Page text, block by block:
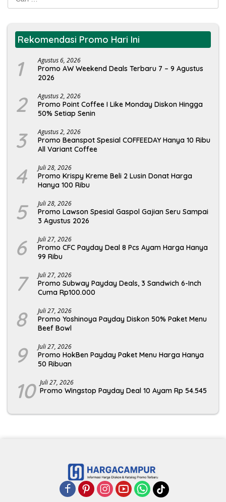
untuk:
Rekomendasi Promo Hari Ini
1 Agustus 6, 2026
Promo AW Weekend Deals Terbaru 7 – 9 Agustus
2026
2 Agustus 2, 2026
Promo Point Coffee I Like Monday Diskon Hingga
50% Setiap Senin
3 Agustus 2, 2026
Promo Beanspot Spesial COFFEEDAY Hanya 10 Ribu
All Variant Coffee
4 Juli 28, 2026
Promo Krispy Kreme Beli 2 Lusin Donat Harga
Hanya 100 Ribu
5 Juli 28, 2026
Promo Lawson Spesial Gaspol Gajian Seru Sampai
3 Agustus 2026
6 Juli 27, 2026
Promo CFC Payday Deal 8 Pcs Ayam Harga Hanya
99 Ribu
7 Juli 27, 2026
Promo Subway Payday Deals, 3 Sandwich 6-Inch
Cuma Rp100.000
8 Juli 27, 2026
Promo Yoshinoya Payday Diskon 50% Paket Menu
Beef Bowl
9 Juli 27, 2026
Promo HokBen Payday Paket Menu Harga Hanya
50 Ribuan
10 Juli 27, 2026
Promo Wingstop Payday Deal 10 Ayam Rp 54.545